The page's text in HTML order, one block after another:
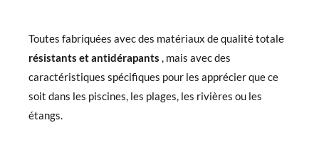
Toutes fabriquées avec des matériaux de qualité totale
résistants et antidérapants , mais avec des
caractéristiques spécifiques pour les apprécier que ce
soit dans les piscines, les plages, les rivières ou les
étangs.